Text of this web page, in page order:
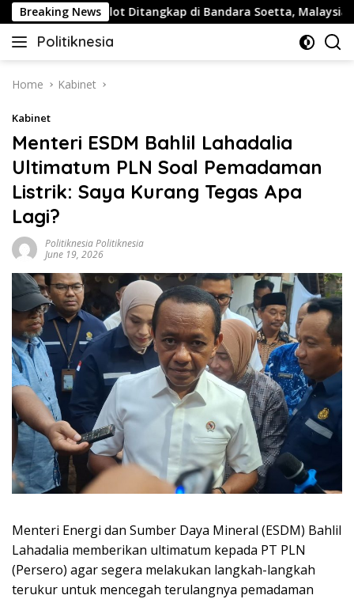
Skip
to
content
Breaking News
Buntut Pilot Ditangkap di Bandara Soetta, Malaysia
Politiknesia
Politiknesia.com
Home Kabinet
Kabinet
Menteri ESDM Bahlil Lahadalia
Ultimatum PLN Soal Pemadaman
Listrik: Saya Kurang Tegas Apa
Lagi?
Politiknesia Politiknesia
June 19, 2026
Menteri Energi dan Sumber Daya Mineral (ESDM) Bahlil
Lahadalia memberikan ultimatum kepada PT PLN
(Persero) agar segera melakukan langkah-langkah
terukur untuk mencegah terulangnya pemadaman